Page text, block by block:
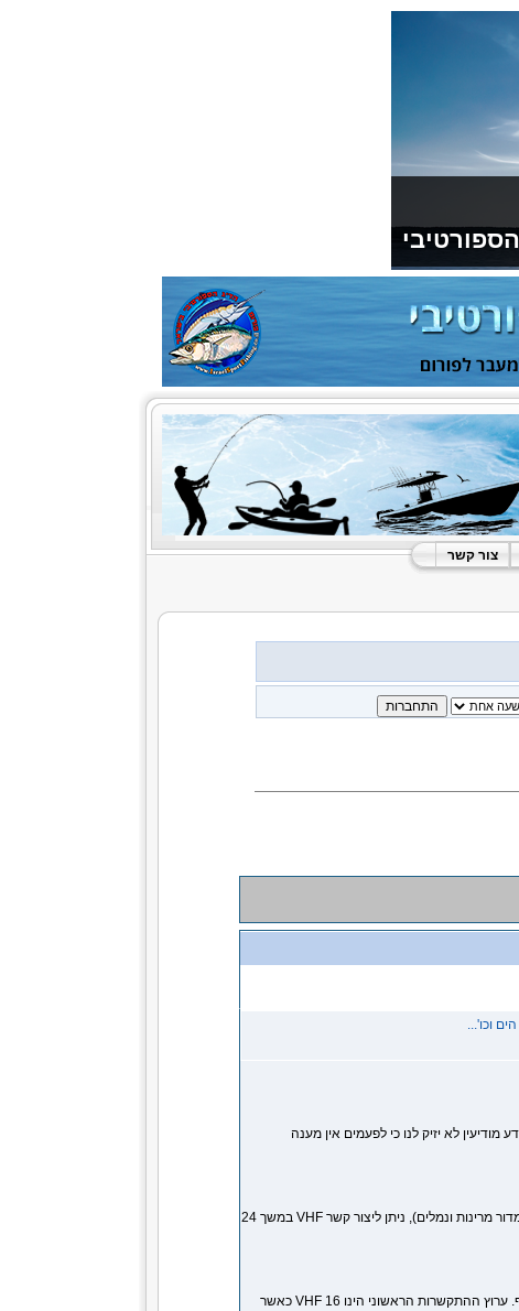
צור קשר
וכו'...
לא יזיק לנו כי לפעמים אין מענה
בנוסף לקשר האלחוטי המופעל על ידי המרינות והנמלים (ראה פרוט במדור מרינות ונמלים), ניתן ליצור קשר VHF במשך 24
חיל הים מקיים קשר והאזנה מתמדת בחופי ישראל בים התיכון ובים סוף. ערוץ ההתקשרות הראשוני הינו VHF 16 כאשר